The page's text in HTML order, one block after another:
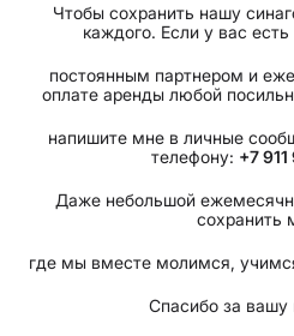
Чтобы сохранить нашу
каждого. Если у вас
постоянным партнером и
оплате аренды любой
напишите мне в личные
телефону: +7
Даже небольшой
сохранить
где мы вместе молимся,
Спасибо за вашу